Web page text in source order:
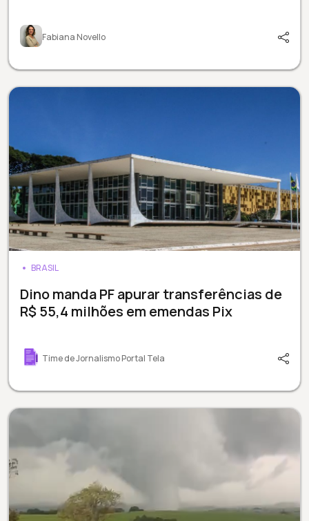
Fabiana Novello
BRASIL
Dino manda PF apurar transferências de
R$ 55,4 milhões em emendas Pix
Time de Jornalismo Portal Tela